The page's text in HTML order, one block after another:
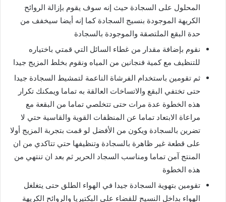
المحلول على السجادة حيث إنه سوف يقوم بإزالة الروائح
الكريهة الموجودة بنسيج السجادة كما إنه أيضا سيخفف من
حدة البقع الملتصقة والموجودة بالسجادة
نقوم بإضافة مقدار من غطاء السائل التي قمتي باختياره
للتنظيف مع كمية فنجانين من المياه ونقوم بخلط المزيج جيدا
ثم تقومين باستخدام الفرشاة الناعمة لتمشيط السجادة جيدا
حتى تختفي البقع والاتساخات العالقة به تماما ويمكنك تكرار
هذه الخطوة عدة مرات حتى تتخلصي تماما من البقعة مع
مراعاة الابتعاد تماما عن المنظفات القوية والقاسية حتي لا
تضرين بالسجادة ويكون من الأفضل لو قمت بتجربة المزيج أولا
على قطعة غير ظاهرة بالسجادة وتنظيفها حتي تتاكدي من ان
المنتج آمن تماما ومناسب السجاد الحرير ثم بعد ان تنتهي من
هذه الخطوة
تقومين بتهوية السجادة جيدا في الهواء الطلق حتى يتغلغل
الهواء بداخل النسيج للقضاء علي البكتيريا والروائح الكريهة